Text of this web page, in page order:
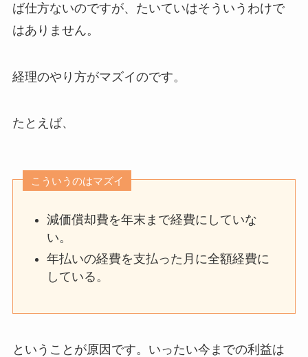
ば仕方ないのですが、たいていはそういうわけで
はありません。
経理のやり方がマズイのです。
たとえば、
こういうのはマズイ
減価償却費を年末まで経費にしていな
い。
年払いの経費を支払った月に全額経費に
している。
ということが原因です。いったい今までの利益は